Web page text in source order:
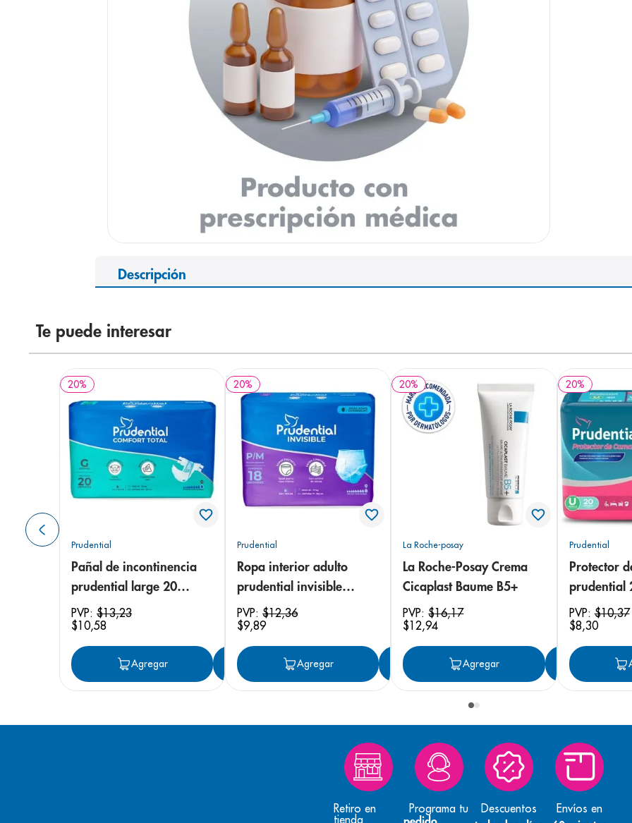
Descripción
Te puede interesar
20%
Prudential
Pañal de incontinencia
prudential large 20
unidades
PVP: $13,23
$10,58
Agregar Agregar
20%
Prudential
Ropa interior adulto
prudential invisible
small/medium 18
unidades
PVP:$12,36
$9,89
Agregar Agregar
20%
La Roche-posay
La Roche-Posay Crema
Cicaplast Baume B5+
PVP:$16,17
$12,94
Agregar
20%
Prudential
Protector
prudential
PVP:$10,37
$8,30
Retiro en
tienda
Programa tu Descuentos Envíos en
panolini
prueba embarazo